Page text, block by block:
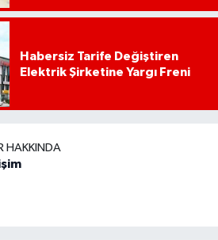
Habersiz Tarife Değiştiren
Elektrik Şirketine Yargı Freni
HAKKINDA